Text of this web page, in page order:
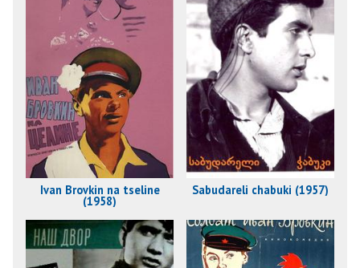
Ivan Brovkin na tseline
(1958)
Sabudareli chabuki (1957)